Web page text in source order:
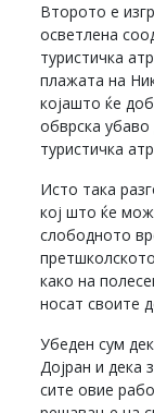
Второто е
осветлена
туристичка
плажата на
којашто ќе
обврска убаво
туристичка
Исто така
кој што ќе
слободното
како на
носат своите
Убеден сум
Дојран и дека
сите овие